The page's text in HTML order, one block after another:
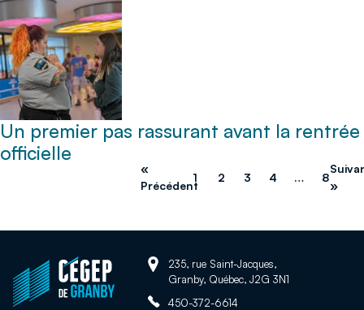
Un premier pas rassurant avant la rentrée
officielle
«
Précédent
1 2 3 4 … 8
»
Retour
à
Adresse:235, rue Saint-Jacques,
Granby, Québec, J2G 3N1
Téléphone:
450-372-6614